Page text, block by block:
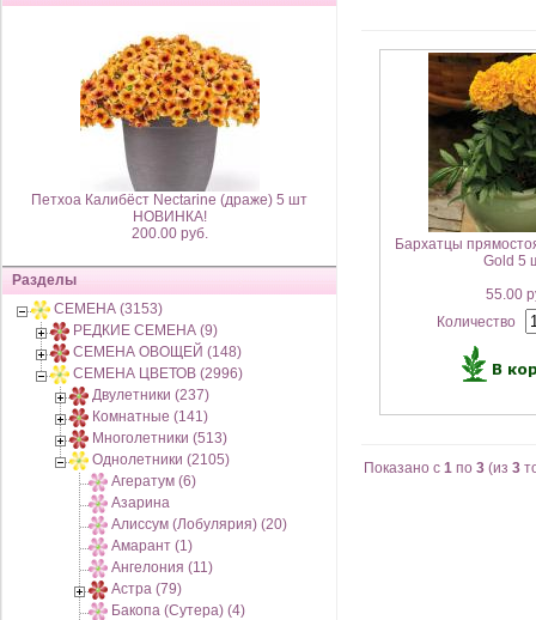
Петхоа Калибёст Nectarine (драже) 5 шт
НОВИНКА!
200.00 руб.
Разделы
СЕМЕНА (3153)
РЕДКИЕ СЕМЕНА (9)
СЕМЕНА ОВОЩЕЙ (148)
СЕМЕНА ЦВЕТОВ (2996)
Двулетники (237)
Комнатные (141)
Многолетники (513)
Однолетники (2105)
Агератум (6)
Азарина
Алиссум (Лобулярия) (20)
Амарант (1)
Ангелония (11)
Астра (79)
Бакопа (Сутера) (4)
Бархатцы
Gold 5
55.00
Количество
Показано с 1 по 3 (из 3